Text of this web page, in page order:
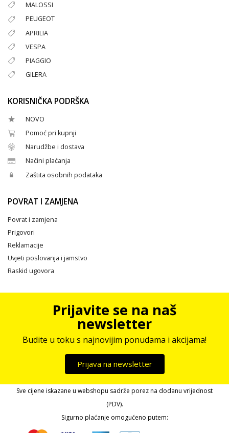
MALOSSI
PEUGEOT
APRILIA
VESPA
PIAGGIO
GILERA
KORISNIČKA PODRŠKA
NOVO
Pomoć pri kupnji
Narudžbe i dostava
Načini plaćanja
Zaštita osobnih podataka
POVRAT I ZAMJENA
Povrat i zamjena
Prigovori
Reklamacije
Uvjeti poslovanja i jamstvo
Raskid ugovora
Prijavite se na naš
newsletter
Budite u toku s najnovijim ponudama i akcijama!
Prijava na newsletter
Sve cijene iskazane u webshopu sadrže porez na dodanu vrijednost
(PDV).
Sigurno plaćanje omogućeno putem: